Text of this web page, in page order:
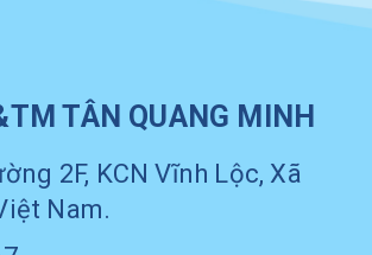
TÂN QUANG MINH
2F, KCN Vĩnh Lộc, Xã
Nam.